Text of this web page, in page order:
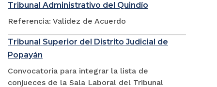
Tribunal Administrativo del Quindío
Referencia: Validez de Acuerdo
Tribunal Superior del Distrito Judicial de
Popayán
Convocatoria para integrar la lista de
conjueces de la Sala Laboral del Tribunal